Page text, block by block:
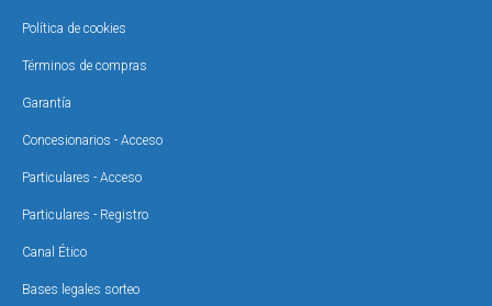
Política de cookies
Términos de compras
Garantía
Concesionarios - Acceso
Particulares - Acceso
Particulares - Registro
Canal Ético
Bases legales sorteo